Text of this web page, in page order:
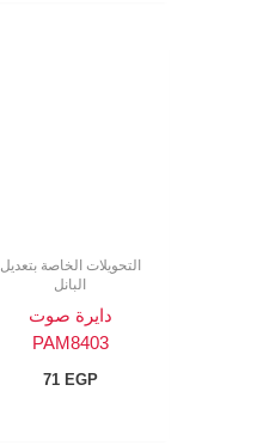
التحويلات الخاصة بتعديل
البانل
دايرة صوت
PAM8403
71 EGP